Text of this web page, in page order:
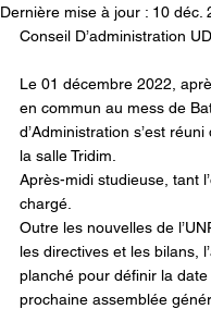
Dernière mise à jour : 10 déc.
Conseil D’administration
Le 01 décembre 2022,
en commun au mess de
d’Administration s’est
la salle Tridim.
Après-midi studieuse, tant
chargé.
Outre les nouvelles de
les directives et les bilans,
planché pour définir la
prochaine assemblée